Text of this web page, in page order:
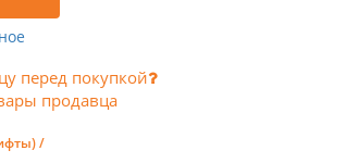
перед покупкой
продавца
/